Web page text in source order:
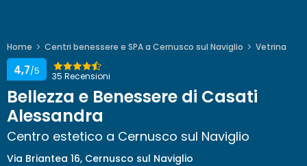
Home Centri benessere e SPA a Cernusco sul Naviglio Vetrina
35 Recensioni
4,7/5
Bellezza e Benessere di Casati
Alessandra
Centro estetico a Cernusco sul Naviglio
Via Briantea 16, Cernusco sul Naviglio